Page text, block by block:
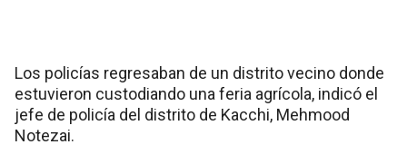
Los policías regresaban de un distrito vecino donde
estuvieron custodiando una feria agrícola, indicó el
jefe de policía del distrito de Kacchi, Mehmood
Notezai.